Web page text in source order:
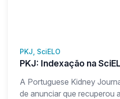
PKJ, SciELO
PKJ: Indexação na
A Portuguese Kidney
de anunciar que recuperou